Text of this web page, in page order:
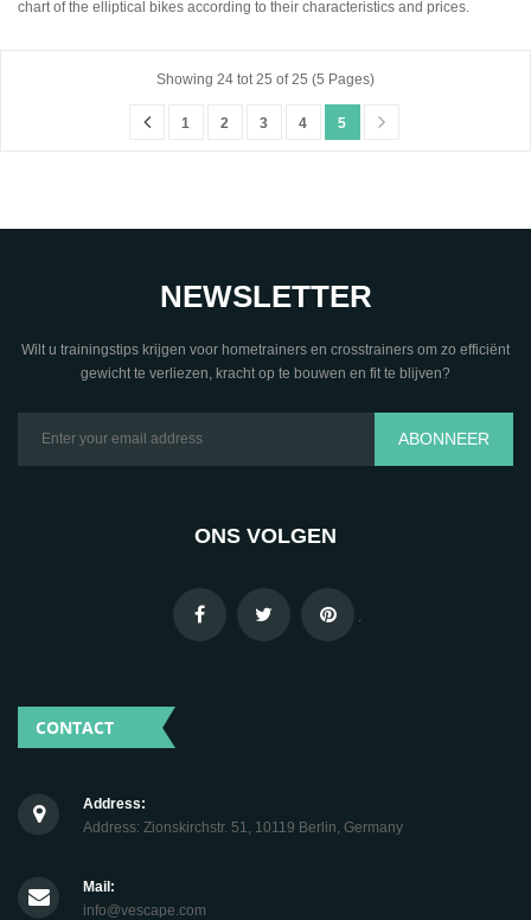
chart of the elliptical bikes according to their characteristics and prices.
Showing 24 tot 25 of 25 (5 Pages)
1 2 3 4 5
NEWSLETTER
Wilt u trainingstips krijgen voor hometrainers en crosstrainers om zo efficiënt
gewicht te verliezen, kracht op te bouwen en fit te blijven?
ABONNEER
ONS VOLGEN
.
CONTACT
Address:
Address: Zionskirchstr. 51, 10119 Berlin, Germany
Mail:
info@vescape.com